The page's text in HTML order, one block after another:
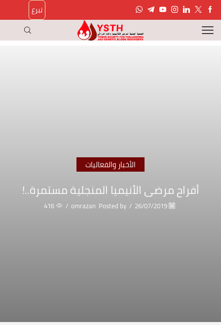
تبرع
الأخبار والفعاليات
أفراح مرضى الأنيميا المنجلية مستمرة..!
/
Posted by
omrazan
/
416